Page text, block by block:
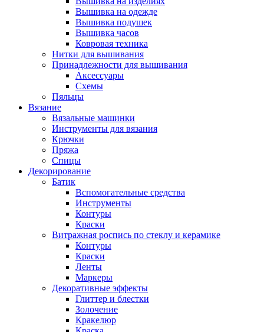
Вышивка на одежде
Вышивка подушек
Вышивка часов
Ковровая техника
Нитки для вышивания
Принадлежности для вышивания
Аксессуары
Схемы
Пяльцы
Вязание
Вязальные машинки
Инструменты для вязания
Крючки
Пряжа
Спицы
Декорирование
Батик
Вспомогательные средства
Инструменты
Контуры
Краски
Витражная роспись по стеклу и керамике
Контуры
Краски
Ленты
Маркеры
Декоративные эффекты
Глиттер и блестки
Золочение
Кракелюр